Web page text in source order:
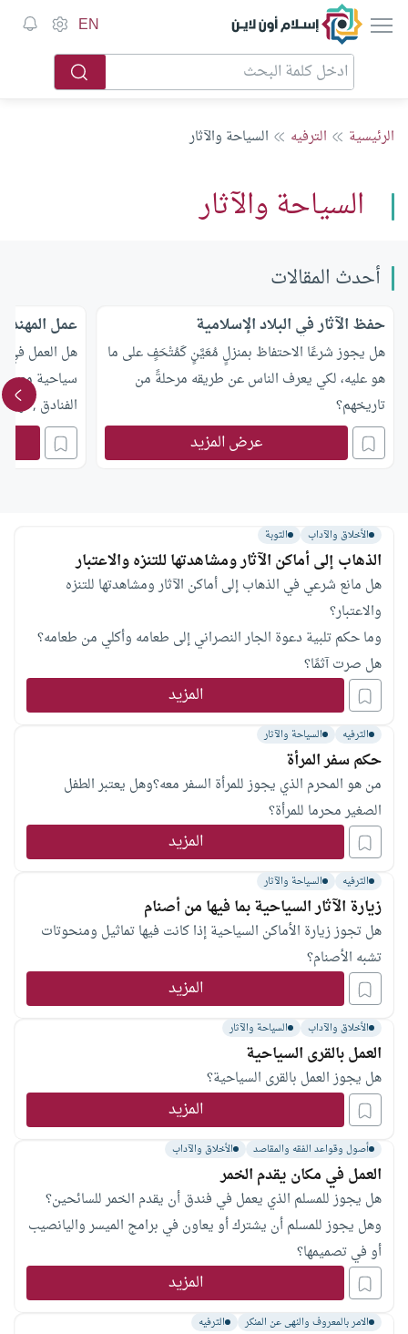
إسلام أون لاين EN
الرئيسية الترفيه السياحة والآثار
السياحة والآثار
أحدث المقالات
حفظ الآثار في البلاد الإسلامية
هل يجوز شرعًا الاحتفاظ بمنزلٍ مُعَيَّنٍ كَمُتْحَفٍ على ما
هو عليه، لكي يعرف الناس عن طريقه مرحلةً من
تاريخهم؟
عرض المزيد
عمل
هل العمل في
سياحية مع
الفنادق ,
الأخلاق والآداب التوبة
الذهاب إلى أماكن الآثار ومشاهدتها للتنزه والاعتبار
هل مانع شرعي في الذهاب إلى أماكن الآثار ومشاهدتها للتنزه
والاعتبار؟
وما حكم تلبية دعوة الجار النصراني إلى طعامه وأكلي من طعامه؟
هل صرت آثمًا؟
المزيد
الترفيه السياحة والآثار
حكم سفر المرأة
من هو المحرم الذي يجوز للمرأة السفر معه؟وهل يعتبر الطفل
الصغير محرما للمرأة؟
المزيد
الترفيه السياحة والآثار
زيارة الآثار السياحية بما فيها من أصنام
هل تجوز زيارة الأماكن السياحية إذا كانت فيها تماثيل ومنحوتات
تشبه الأصنام؟
المزيد
الأخلاق والآداب السياحة والآثار
العمل بالقرى السياحية
هل يجوز العمل بالقرى السياحية؟
المزيد
أصول وقواعد الفقه والمقاصد الأخلاق والآداب
العمل في مكان يقدم الخمر
هل يجوز للمسلم الذي يعمل في فندق أن يقدم الخمر للسائحين؟
وهل يجوز للمسلم أن يشترك أو يعاون في برامج الميسر واليانصيب
أو في تصميمها؟
المزيد
الامر بالمعروف والنهى عن المنكر الترفيه